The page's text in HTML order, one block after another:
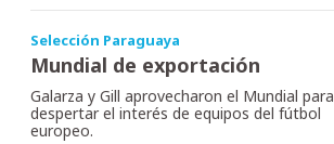
Selección Paraguaya
Mundial de exportación
Galarza y Gill aprovecharon el Mundial para
despertar el interés de equipos del fútbol
europeo.